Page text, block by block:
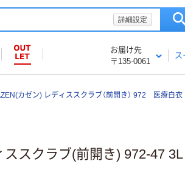
詳細設定
お届け先
〒135-0061
ス
カゼン) レディススクラブ（前開き） 972 医療白衣
ススクラブ(前開き) 972-47